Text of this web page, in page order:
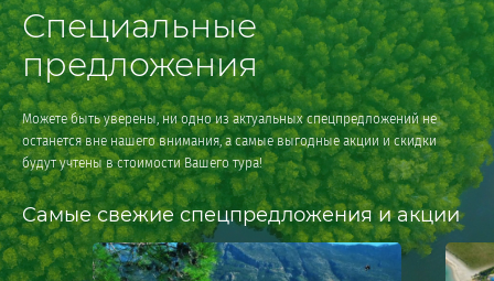
Специальные
предложения
Можете быть уверены, ни одно из актуальных спецпредложений не
останется вне нашего внимания, а самые выгодные акции и скидки
будут учтены в стоимости Вашего тура!
Cамые свежие спецпредложения и акции